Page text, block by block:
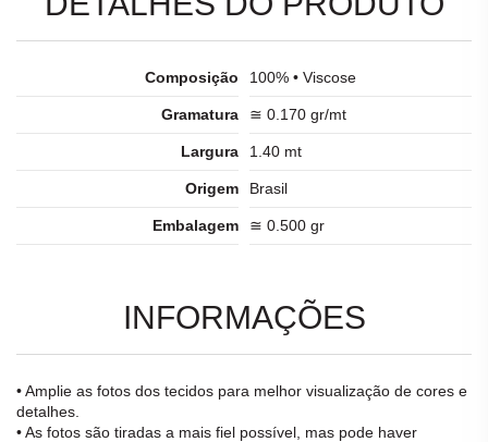
Composição 100% • Viscose
Gramatura ≅ 0.170 gr/mt
Largura 1.40 mt
Origem Brasil
Embalagem ≅ 0.500 gr
INFORMAÇÕES
• Amplie as fotos dos tecidos para melhor visualização de cores e
detalhes.
• As fotos são tiradas a mais fiel possível, mas pode haver